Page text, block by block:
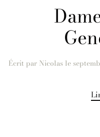
Écrit par Nicolasle